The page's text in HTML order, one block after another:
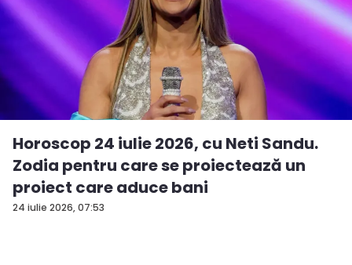
24 iulie 2026, 07:53
Horoscop 24 iulie 2026, cu Neti Sandu.
Zodia pentru care se proiectează un
proiect care aduce bani